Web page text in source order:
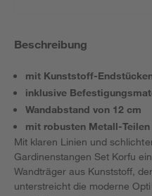
Beschreibung
mit Kunststoff-
inklusive
Wandabstand von 12 cm
mit robusten Metall-Teilen
Mit klaren Linien und
Gardinenstangen Set Korfu
Wandträger aus Kunststoff,
unterstreicht die moderne